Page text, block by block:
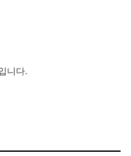
니다.